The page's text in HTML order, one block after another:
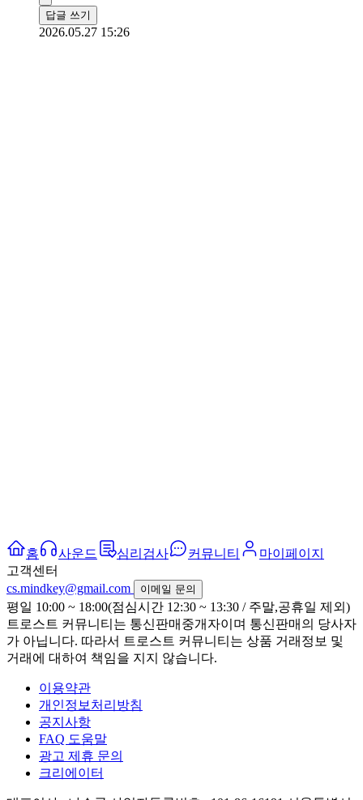
답글 쓰기
2026.05.27 15:26
홈 사운드 심리검사 커뮤니티
마이페이지
고객센터
cs.mindkey@gmail.com
이메일 문의
평일 10:00 ~ 18:00(점심시간 12:30 ~ 13:30 / 주말,공휴일 제외)
트로스트 커뮤니티는 통신판매중개자이며 통신판매의 당사자
가 아닙니다. 따라서 트로스트 커뮤니티는 상품 거래정보 및
거래에 대하여 책임을 지지 않습니다.
이용약관
개인정보처리방침
공지사항
FAQ 도움말
광고 제휴 문의
크리에이터